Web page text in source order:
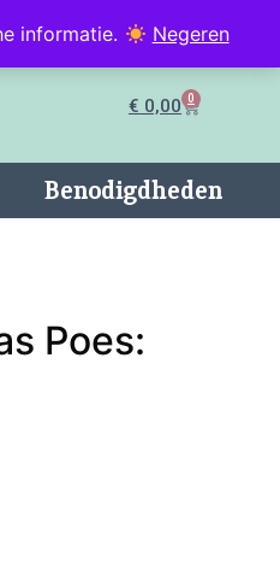
informatie. Negeren
€ 0,00 0
Benodigdheden
Poes: